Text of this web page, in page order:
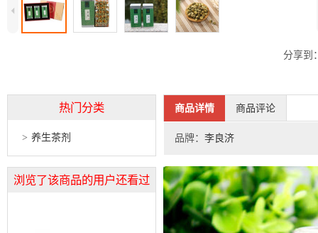
4
分享到
热门分类
养生茶剂
浏览了该商品的用户还看过
商品详情 商品评论
品牌： 李良济